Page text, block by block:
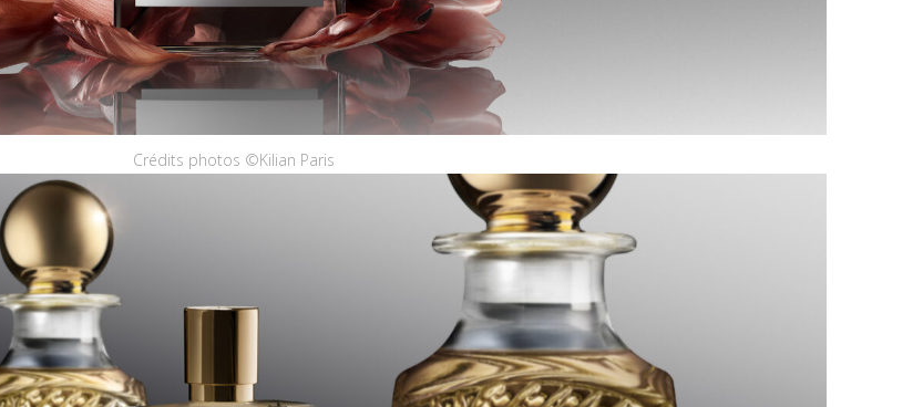
Crédits photos ©Kilian Paris